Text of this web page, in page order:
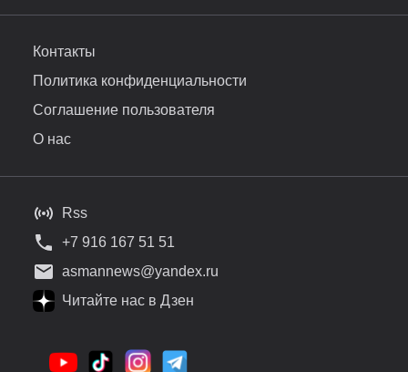
Контакты
Политика конфиденциальности
Соглашение пользователя
О нас
Rss
+7 916 167 51 51
asmannews@yandex.ru
Читайте нас в Дзен